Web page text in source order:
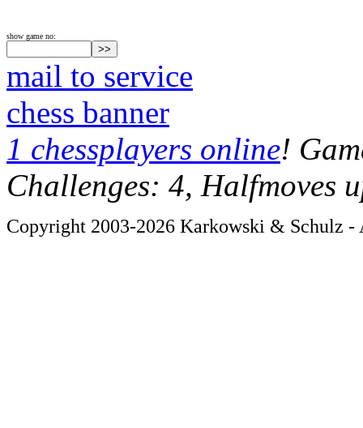
show game no:
mail to service
chess banner
1 chessplayers online!
Challenges: 4, Halfmoves
Copyright 2003-2026 Karkowski & Schulz